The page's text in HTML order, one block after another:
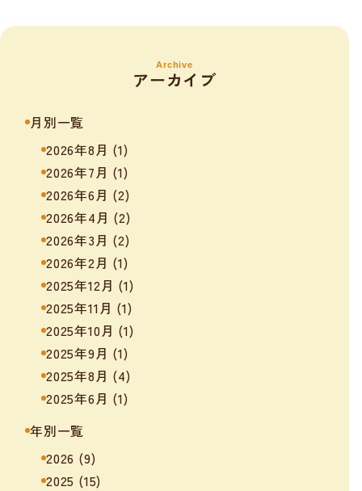
Archive
アーカイブ
月別一覧
2026年8月 (1)
2026年7月 (1)
2026年6月 (2)
2026年4月 (2)
2026年3月 (2)
2026年2月 (1)
2025年12月 (1)
2025年11月 (1)
2025年10月 (1)
2025年9月 (1)
2025年8月 (4)
2025年6月 (1)
年別一覧
2026 (9)
2025 (15)